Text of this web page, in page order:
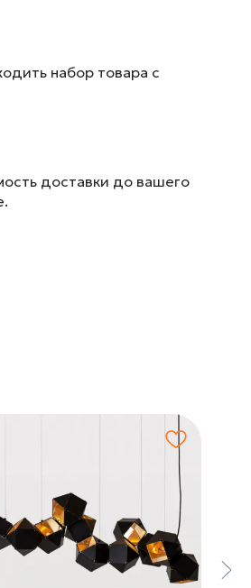
набор товара с
доставки до вашего